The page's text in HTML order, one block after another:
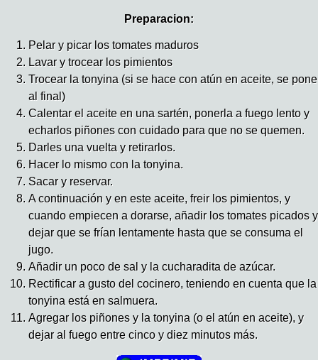
Preparacion:
Pelar y picar los tomates maduros
Lavar y trocear los pimientos
Trocear la tonyina (si se hace con atún en aceite, se pone
al final)
Calentar el aceite en una sartén, ponerla a fuego lento y
echarlos piñones con cuidado para que no se quemen.
Darles una vuelta y retirarlos.
Hacer lo mismo con la tonyina.
Sacar y reservar.
A continuación y en este aceite, freir los pimientos, y
cuando empiecen a dorarse, añadir los tomates picados y
dejar que se frían lentamente hasta que se consuma el
jugo.
Añadir un poco de sal y la cucharadita de azúcar.
Rectificar a gusto del cocinero, teniendo en cuenta que la
tonyina está en salmuera.
Agregar los piñones y la tonyina (o el atún en aceite), y
dejar al fuego entre cinco y diez minutos más.